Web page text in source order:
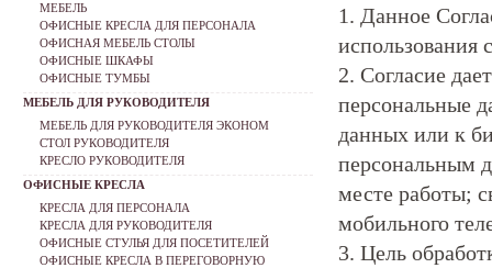
1. Данное
использования
2. Согласие
персональные
данных или к
персональным
месте работы;
мобильного
3. Цель
МЕБЕЛЬ
ОФИСНЫЕ КРЕСЛА ДЛЯ ПЕРСОНАЛА
ОФИСНАЯ МЕБЕЛЬ СТОЛЫ
ОФИСНЫЕ ШКАФЫ
ОФИСНЫЕ ТУМБЫ
МЕБЕЛЬ ДЛЯ РУКОВОДИТЕЛЯ
МЕБЕЛЬ ДЛЯ РУКОВОДИТЕЛЯ ЭКОНОМ
СТОЛ РУКОВОДИТЕЛЯ
КРЕСЛО РУКОВОДИТЕЛЯ
ОФИСНЫЕ КРЕСЛА
КРЕСЛА ДЛЯ ПЕРСОНАЛА
КРЕСЛА ДЛЯ РУКОВОДИТЕЛЯ
ОФИСНЫЕ СТУЛЬЯ ДЛЯ ПОСЕТИТЕЛЕЙ
ОФИСНЫЕ КРЕСЛА В ПЕРЕГОВОРНУЮ